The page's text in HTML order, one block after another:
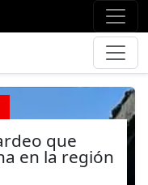
Ir
que
en la región